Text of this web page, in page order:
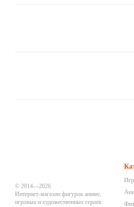
© 2014—2026
Интернет-магазин фигурок аниме,
игровых и художественных героев